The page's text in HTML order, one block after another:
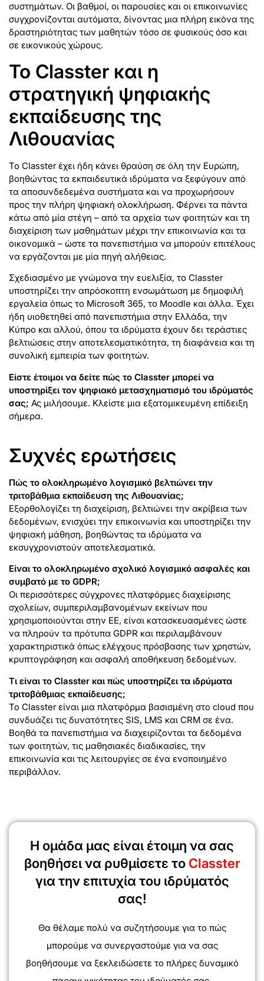
συστημάτων. Οι βαθμοί, οι παρουσίες και οι επικοινωνίες
συγχρονίζονται αυτόματα, δίνοντας μια πλήρη εικόνα της
δραστηριότητας των μαθητών τόσο σε φυσικούς όσο και
σε εικονικούς χώρους.
Το Classter και η
στρατηγική ψηφιακής
εκπαίδευσης της
Λιθουανίας
Το Classter έχει ήδη κάνει θραύση σε όλη την Ευρώπη,
βοηθώντας τα εκπαιδευτικά ιδρύματα να ξεφύγουν από
τα αποσυνδεδεμένα συστήματα και να προχωρήσουν
προς την πλήρη ψηφιακή ολοκλήρωση. Φέρνει τα πάντα
κάτω από μία στέγη – από τα αρχεία των φοιτητών και τη
διαχείριση των μαθημάτων μέχρι την επικοινωνία και τα
οικονομικά – ώστε τα πανεπιστήμια να μπορούν επιτέλους
να εργάζονται με μία πηγή αλήθειας.
Σχεδιασμένο με γνώμονα την ευελιξία, το Classter
υποστηρίζει την απρόσκοπτη ενσωμάτωση με δημοφιλή
εργαλεία όπως το Microsoft 365, το Moodle και άλλα. Έχει
ήδη υιοθετηθεί από πανεπιστήμια στην Ελλάδα, την
Κύπρο και αλλού, όπου τα ιδρύματα έχουν δει τεράστιες
βελτιώσεις στην αποτελεσματικότητα, τη διαφάνεια και τη
συνολική εμπειρία των φοιτητών.
Είστε έτοιμοι να δείτε πώς το Classter μπορεί να
υποστηρίξει τον ψηφιακό μετασχηματισμό του ιδρύματός
σας; Ας μιλήσουμε. Κλείστε μια εξατομικευμένη επίδειξη
σήμερα.
Συχνές ερωτήσεις
Πώς το ολοκληρωμένο λογισμικό βελτιώνει την
τριτοβάθμια εκπαίδευση της Λιθουανίας;
Εξορθολογίζει τη διαχείριση, βελτιώνει την ακρίβεια των
δεδομένων, ενισχύει την επικοινωνία και υποστηρίζει την
ψηφιακή μάθηση, βοηθώντας τα ιδρύματα να
εκσυγχρονιστούν αποτελεσματικά.
Είναι το ολοκληρωμένο σχολικό λογισμικό ασφαλές και
συμβατό με το GDPR;
Οι περισσότερες σύγχρονες πλατφόρμες διαχείρισης
σχολείων, συμπεριλαμβανομένων εκείνων που
χρησιμοποιούνται στην ΕΕ, είναι κατασκευασμένες ώστε
να πληρούν τα πρότυπα GDPR και περιλαμβάνουν
χαρακτηριστικά όπως ελέγχους πρόσβασης των χρηστών,
κρυπτογράφηση και ασφαλή αποθήκευση δεδομένων.
Τι είναι το Classter και πώς υποστηρίζει τα ιδρύματα
τριτοβάθμιας εκπαίδευσης;
Το Classter είναι μια πλατφόρμα βασισμένη στο cloud που
συνδυάζει τις δυνατότητες SIS, LMS και CRM σε ένα.
Βοηθά τα πανεπιστήμια να διαχειρίζονται τα δεδομένα
των φοιτητών, τις μαθησιακές διαδικασίες, την
επικοινωνία και τις λειτουργίες σε ένα ενοποιημένο
περιβάλλον.
Η ομάδα μας είναι έτοιμη να σας
βοηθήσει να ρυθμίσετε το Classter
για την επιτυχία του ιδρύματός
σας!
Θα θέλαμε πολύ να συζητήσουμε για το πώς
μπορούμε να συνεργαστούμε για να σας
βοηθήσουμε να ξεκλειδώσετε το πλήρες δυναμικό